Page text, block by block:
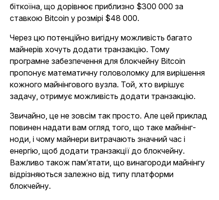
біткоїна, що дорівнює приблизно $300 000 за
ставкою Bitcoin у розмірі $48 000.
Через цю потенційно вигідну можливість багато
майнерів хочуть додати транзакцію. Тому
програмне забезпечення для блокчейну Bitcoin
пропонує математичну головоломку для вирішення
кожного майнінгового вузла. Той, хто вирішує
задачу, отримує можливість додати транзакцію.
Звичайно, це не зовсім так просто. Але цей приклад
повинен надати вам огляд того, що таке майнінг-
ноди, і чому майнери витрачають значний час і
енергію, щоб додати транзакції до блокчейну.
Важливо також пам’ятати, що винагороди майнінгу
відрізняються залежно від типу платформи
блокчейну.